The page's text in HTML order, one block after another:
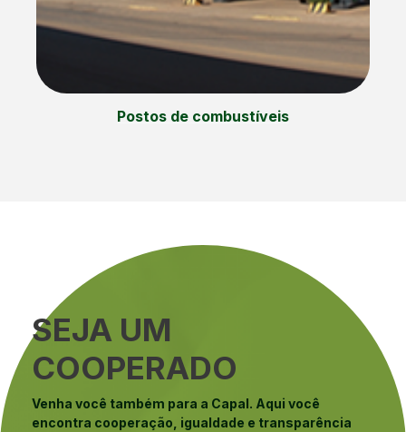
Postos de combustíveis
SEJA UM
COOPERADO
Venha você também para a Capal. Aqui você
encontra cooperação, igualdade e transparência